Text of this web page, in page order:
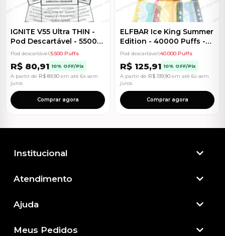
IGNITE V55 Ultra THIN -
Pod Descartável - 5500
Puffs
Pod descartável|5.500 Puffs
R$ 80,91 10% OFF/Pix
A partir de R$ 89,90 em até 6x sem
juros
Comprar agora
ELFBAR Ice King Summer
Edition - 40000 Puffs -
Pod Descartável
Pod descartável|40.000 Puffs
R$ 125,91 10% OFF/Pix
A partir de R$ 139,90 em até 6x sem
juros
Comprar agora
Institucional
Atendimento​
Ajuda
Meus Pedidos